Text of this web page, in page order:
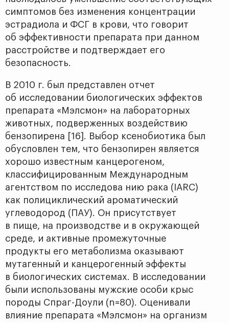
симптомов без изменения концентрации
эстрадиола и ФСГ в крови, что говорит
об эффективности препарата при данном
расстройстве и подтверждает его
безопасность.
В 2010 г. был представлен отчет
об исследовании биологических эффектов
препарата «Мэлсмон» на лабораторных
животных, подверженных воздействию
бензопирена [16]. Выбор ксенобиотика был
обусловлен тем, что бензопирен является
хорошо известным канцерогеном,
классифицированным Международным
агентством по исследова нию рака (IARC)
как полициклический ароматический
углеводород (ПАУ). Он присутствует
в пище, на производстве и в окружающей
среде, и активные промежуточные
продукты его метаболизма оказывают
мутагенный и канцерогенный эффекты
в биологических системах. В исследовании
были использованы мужские особи крыс
породы Спраг-Доули (n=80). Оценивали
влияние препарата «Мэлсмон» на организм